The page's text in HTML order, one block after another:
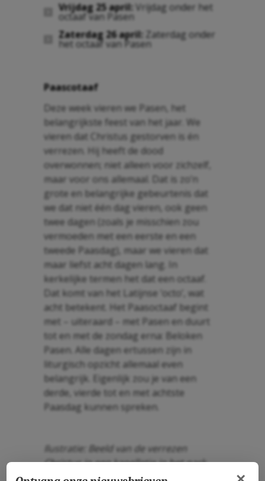
Vrijdag 25 april: Vrijdag onder het
octaaf van Pasen
Zaterdag 26 april:
Zaterdag onder
het octaaf van Pasen
Paascotaaf
Deze week vieren we Pasen, het
belangrijkste feest van het jaar. We
vieren dat Christus gestorven is én
verrezen. Hij heeft de dood
overwonnen; niet alleen voor zichzelf,
maar voor ons allemaal. Dat is zo’n
grote en belangrijke gebeurtenis dat
we dat niet één dag vieren, ook geen
twee dagen (zoals je misschien zou
vermoeden met een eerste en een
tweede Paasdag), maar we vieren dat
maar liefst acht dagen lang. In
kerkelijke termen het dat een octaaf.
Dat komt van het Latijnse ‘octo’, wat
acht betekent. Het Paasoctaaf begint
met – uiteraard – met Pasen en duurt
tot en met de zondag erna: Beloken
Pasen. Alle dagen ertussen zijn in
liturgisch opzicht allemaal even
belangrijk. Eigenlijk zou je van een
derde, vierde tot en met achtste
Paasdag kunnen spreken.
Ilustratie: Beeld van de verrezen
Christus in een kapelletje in het park
van het Missiehuis in Steyl.